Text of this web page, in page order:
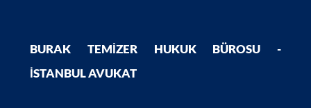
BURAK TEMIZER HUKUK BÜROSU -
İSTANBUL AVUKAT